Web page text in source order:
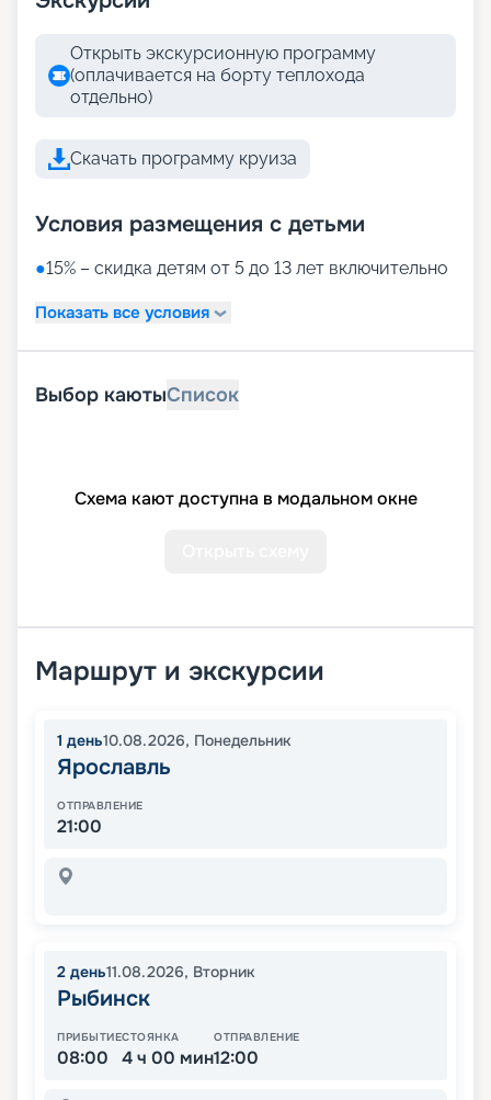
Открыть экскурсионную программу
(оплачивается на борту теплохода
отдельно)
Скачать программу круиза
Условия размещения с детьми
●15% – скидка детям от 5 до 13 лет включительно
Показать все условия
Выбор каютыСписок
Схема кают доступна в модальном окне
Маршрут и экскурсии
1 день10.08.2026, Понедельник
Ярославль
ОТПРАВЛЕНИЕ
21:00
2 день11.08.2026, Вторник
Рыбинск
ПРИБЫТИЕ
08:00
СТОЯНКА
4 ч 00 мин
ОТПРАВЛЕНИЕ
12:00